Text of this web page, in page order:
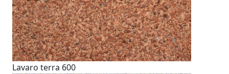
Lavaro terra 600